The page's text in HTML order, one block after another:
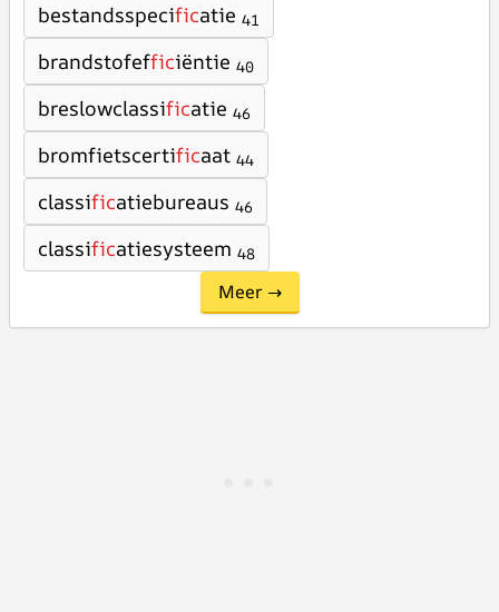
bestandsspecificatie 41
brandstofefficiëntie 40
breslowclassificatie 46
bromfietscertificaat 44
classificatiebureaus 46
classificatiesysteem 48
Meer →